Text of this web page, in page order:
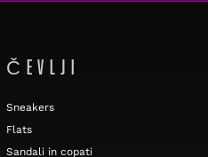
ČEVLJI
Sneakers
Flats
Sandali in copati